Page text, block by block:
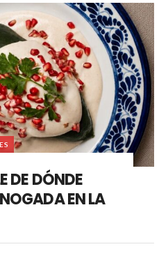
DE DÓNDE
EN LA